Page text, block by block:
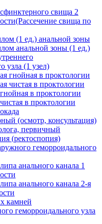
свища 2
свища по
(1 ед.) анальной зоны
анальной зоны (1 ед.)
узла (1 узел)
гнойная в проктологии
чистая в проктологии
в проктологии
в проктологии
(осмотр, консультация)
первичный
(ректоспопия)
геморроидального
анального канала 1
анального канала 2-я
камней
геморроидального узла